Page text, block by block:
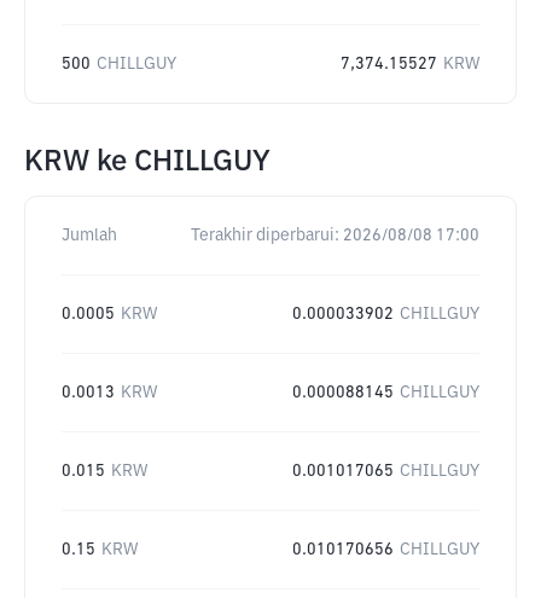
500 CHILLGUY 7,374.15527 KRW
KRW ke CHILLGUY
Jumlah Terakhir diperbarui: 2026/08/08 17:00
0.0005 KRW 0.000033902 CHILLGUY
0.0013 KRW 0.000088145 CHILLGUY
0.015 KRW 0.001017065 CHILLGUY
0.15 KRW 0.010170656 CHILLGUY